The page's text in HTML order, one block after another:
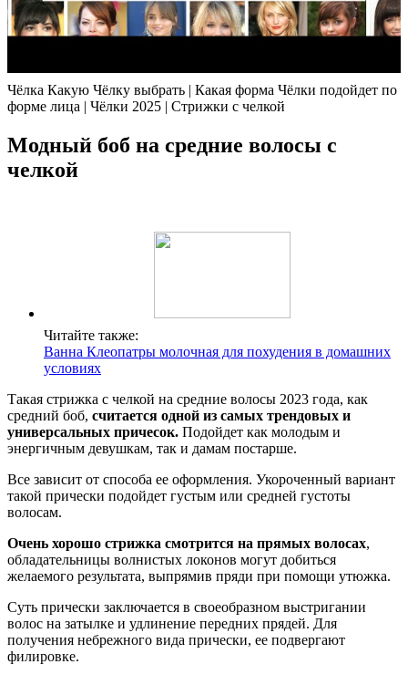
Чёлка Какую Чёлку выбрать | Какая форма Чёлки подойдет по
форме лица | Чёлки 2025 | Стрижки с челкой
Модный боб на средние волосы с
челкой
Читайте также:
Ванна Клеопатры молочная для похудения в домашних
условиях
Такая стрижка с челкой на средние волосы 2023 года, как
средний боб, считается одной из самых трендовых и
универсальных причесок. Подойдет как молодым и
энергичным девушкам, так и дамам постарше.
Все зависит от способа ее оформления. Укороченный вариант
такой прически подойдет густым или средней густоты
волосам.
Очень хорошо стрижка смотрится на прямых волосах,
обладательницы волнистых локонов могут добиться
желаемого результата, выпрямив пряди при помощи утюжка.
Суть прически заключается в своеобразном выстригании
волос на затылке и удлинение передних прядей. Для
получения небрежного вида прически, ее подвергают
филировке.